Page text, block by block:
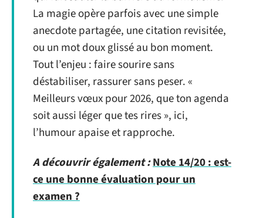
La magie opère parfois avec une simple
anecdote partagée, une citation revisitée,
ou un mot doux glissé au bon moment.
Tout l’enjeu : faire sourire sans
déstabiliser, rassurer sans peser. «
Meilleurs vœux pour 2026, que ton agenda
soit aussi léger que tes rires », ici,
l’humour apaise et rapproche.
A découvrir également :Note 14/20 : est-
ce une bonne évaluation pour un
examen ?